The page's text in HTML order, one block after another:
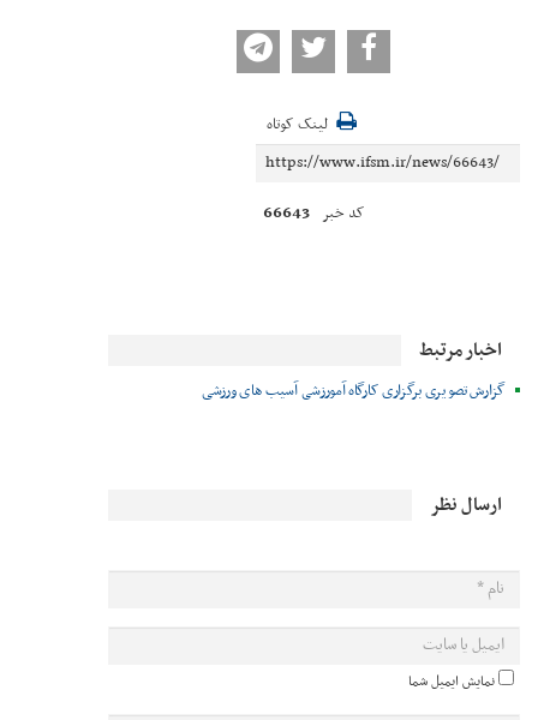
لینک کوتاه
کد خبر 66643
اخبار مرتبط
گزارش تصویری برگزاری کارگاه آمورزشی آسیب های ورزشی
ارسال نظر
نمایش ایمیل شما